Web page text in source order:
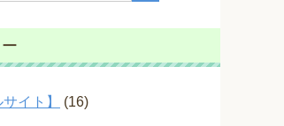
イト】 (16)